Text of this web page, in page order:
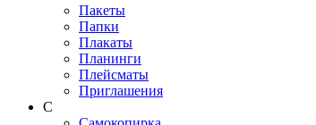
Пакеты
Папки
Плакаты
Планинги
Плейсматы
Приглашения
С